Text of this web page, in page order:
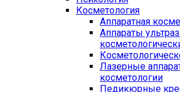
Косметология
Аппаратная
Аппараты
Лазерные
косметологии
Педикюрные